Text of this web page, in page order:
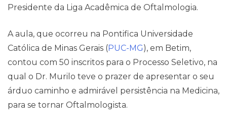
Contato
Presidente da Liga Acadêmica de Oftalmologia.
A aula, que ocorreu na Pontifica Universidade
Católica de Minas Gerais (PUC-MG), em Betim,
contou com 50 inscritos para o Processo Seletivo, na
qual o Dr. Murilo teve o prazer de apresentar o seu
árduo caminho e admirável persistência na Medicina,
para se tornar Oftalmologista.